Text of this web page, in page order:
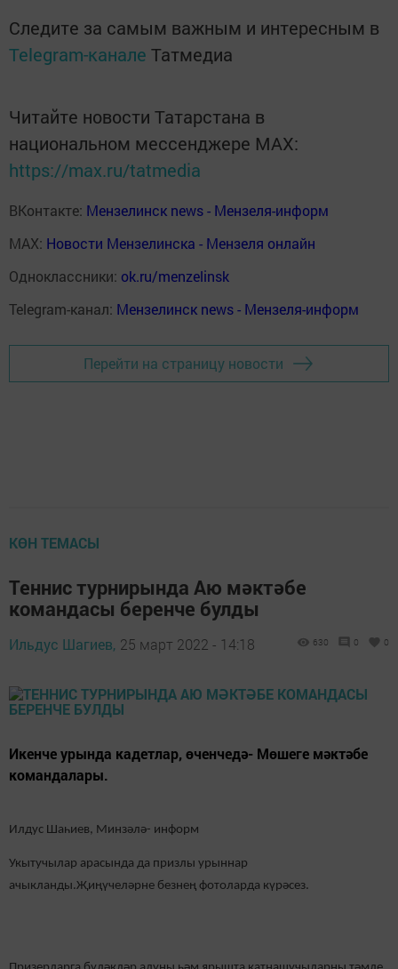
Следите за самым важным и интересным в
Telegram-канале Татмедиа
Читайте новости Татарстана в
национальном мессенджере MАХ:
https://max.ru/tatmedia
ВКонтакте: Мензелинск news - Мензеля-информ
MAX: Новости Мензелинска - Мензеля онлайн
Одноклассники: ok.ru/menzelinsk
Telegram-канал: Мензелинск news - Мензеля-информ
Перейти на страницу новости
КӨН ТЕМАСЫ
Теннис турнирында Аю мәктәбе
командасы беренче булды
Ильдус Шагиев, 25 март 2022 - 14:18 630 0 0
Икенче урында кадетлар, өченчедә- Мөшеге мәктәбе
командалары.
Илдус Шаһиев, Минзәлә- информ
Укытучылар арасында да призлы урыннар
ачыкланды.Җиңүчеләрне безнең фотоларда күрәсез.